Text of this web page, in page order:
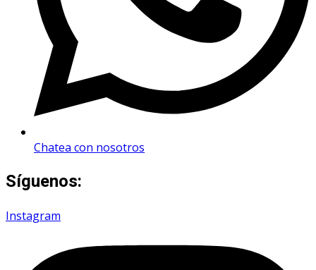
Chatea con nosotros
Síguenos:
Instagram